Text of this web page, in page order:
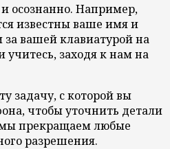
осознанно. Например,
известны ваше имя и
вашей клавиатурой на
заходя к нам на
задачу, с которой вы
чтобы уточнить детали
мы прекращаем любые
разрешения.